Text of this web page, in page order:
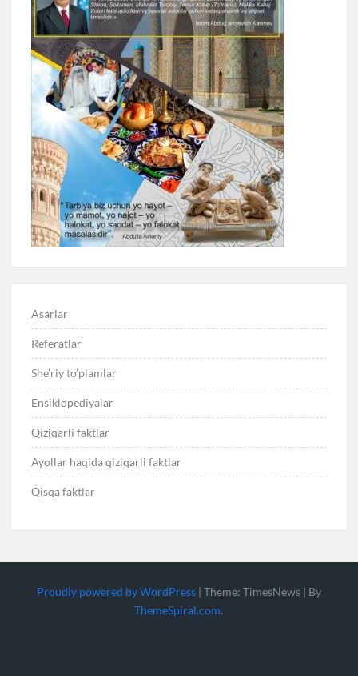
Asarlar
Referatlar
She’riy to’plamlar
Ensiklopediyalar
Qiziqarli faktlar
Ayollar haqida qiziqarli faktlar
Qisqa faktlar
Proudly powered by WordPress | Theme: TimesNews | By
ThemeSpiral.com.